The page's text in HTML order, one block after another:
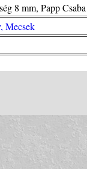
8 mm, Papp
Mecsek